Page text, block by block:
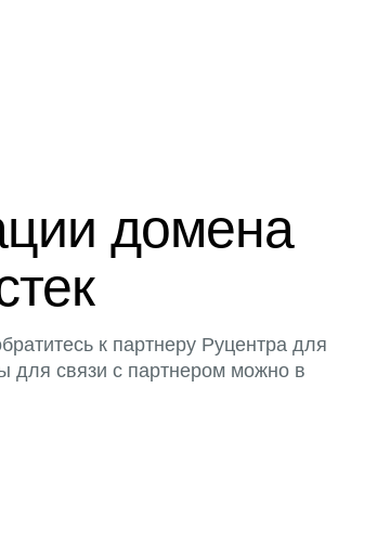
домена
к партнеру Руцентра для
для связи с партнером можно в